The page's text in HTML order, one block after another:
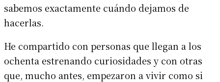
sabemos exactamente cuándo dejamos de
hacerlas.
He compartido con personas que llegan a los
ochenta estrenando curiosidades y con otras
que, mucho antes, empezaron a vivir como si